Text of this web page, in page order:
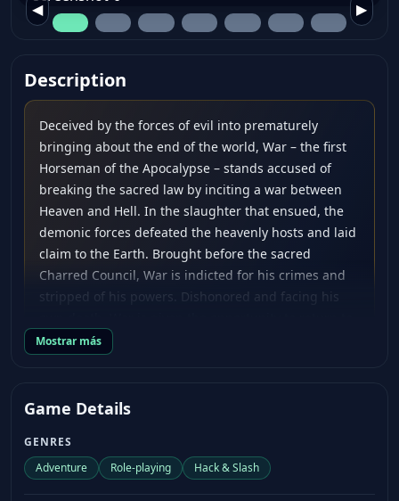
◀ ▶
Description
Deceived by the forces of evil into prematurely
bringing about the end of the world, War – the first
Horseman of the Apocalypse – stands accused of
breaking the sacred law by inciting a war between
Heaven and Hell. In the slaughter that ensued, the
demonic forces defeated the heavenly hosts and laid
claim to the Earth. Brought before the sacred
Charred Council, War is indicted for his crimes and
stripped of his powers. Dishonored and facing his
Earth to search for the truth and punish those
alliances with the very demons he hunts, and
his quest for vengeance and vindication. Apocalyptic
Power – Unleash the wrath of War, combining brutal
Mostrar más
Game Details
GENRES
Adventure
Role-playing Hack & Slash